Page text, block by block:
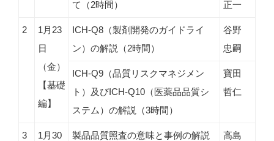
て（2時間）
正一
2
1月23
日
（金）
【基礎
編】
ICH-Q8（製剤開発のガイドライ
ン）の解説（2時間）
谷野
忠嗣
ICH-Q9（品質リスクマネジメン
ト）及びICH-Q10（医薬品品質シ
ステム）の解説（3時間）
寶田
哲仁
3
1月30
製品品質照査の意味と事例の解説
高島